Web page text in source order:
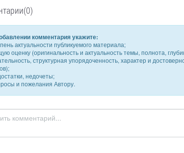
комментария укажите:
актуальности публикуемого материала;
оценку (оригинальность и актуальность темы, полнота,
структурная упорядоченность, характер и
недочеты;
и пожелания Автору.